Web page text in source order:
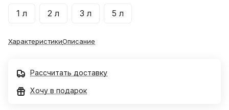
1 л 2 л 3 л 5 л
ХарактеристикиОписание
Рассчитать доставку
Хочу в подарок